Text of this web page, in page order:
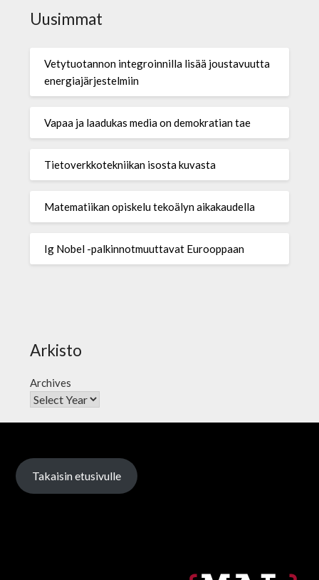
Uusimmat
Vetytuotannon integroinnilla lisää joustavuutta
energiajärjestelmiin
Vapaa ja laadukas media on demokratian tae
Tietoverkkotekniikan isosta kuvasta
Matematiikan opiskelu tekoälyn aikakaudella
Ig Nobel -palkinnotmuuttavat Eurooppaan
Arkisto
Archives
Takaisin etusivulle